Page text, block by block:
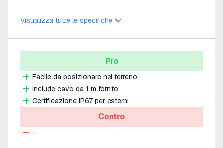
Visualizza tutte le specifiche
Pro
Facile da posizionare nel terreno
Include cavo da 1 m fornito
Certificazione IP67 per esterni
Contro
-